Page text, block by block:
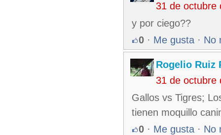
31 de octubre
y por ciego??
0 · Me gusta · No
Rogelio Ruiz
31 de octubre
Gallos vs Tigres;
tienen moquillo
0 · Me gusta · No